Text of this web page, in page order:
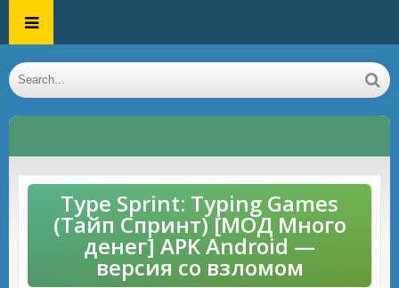
Type Sprint: Typing Games
(Тайп Спринт) [МОД Много
денег] APK Android —
версия со взломом